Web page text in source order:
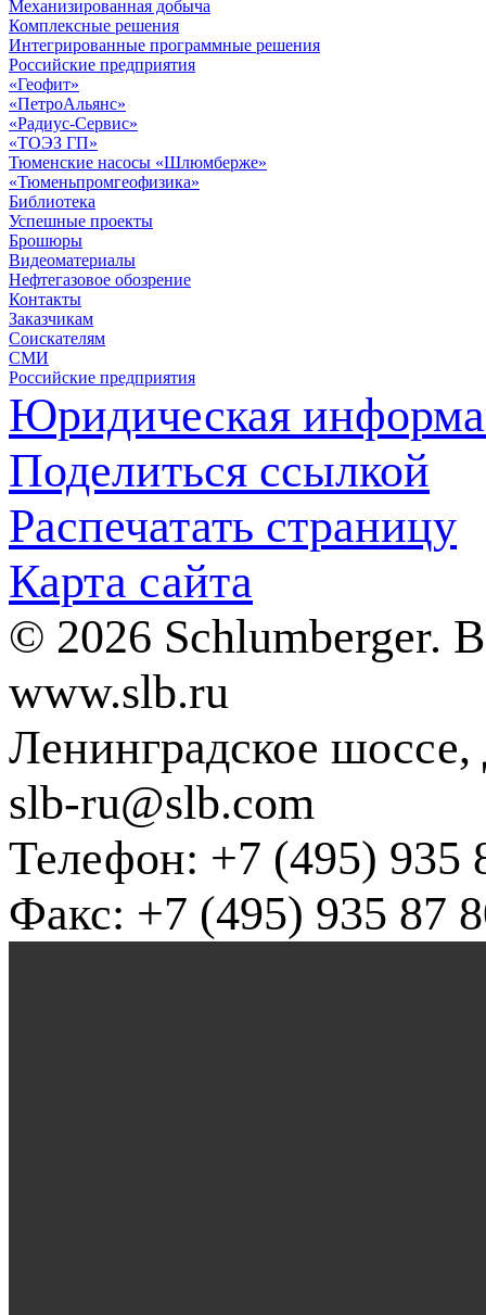
Механизированная добыча
Комплексные решения
Интегрированные программные решения
Российские предприятия
«Геофит»
«ПетроАльянс»
«Радиус-Сервис»
«ТОЭЗ ГП»
Тюменские насосы «Шлюмберже»
«Тюменьпромгеофизика»
Библиотека
Успешные проекты
Брошюры
Видеоматериалы
Нефтегазовое обозрение
Контакты
Заказчикам
Соискателям
СМИ
Российские предприятия
Юридическая
Поделиться ссылкой
Распечатать страницу
Карта сайта
© 2026 Schlumberger.
www.slb.ru
Ленинградское
slb-ru@slb.com
Телефон: +7 (495) 935
Факс: +7 (495) 935 87